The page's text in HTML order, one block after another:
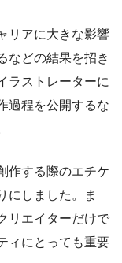
リアに大きな影響
などの結果を招き
ラストレーターに
過程を公開するな
作する際のエチケ
にしました。ま
リエイターだけで
ィにとっても重要